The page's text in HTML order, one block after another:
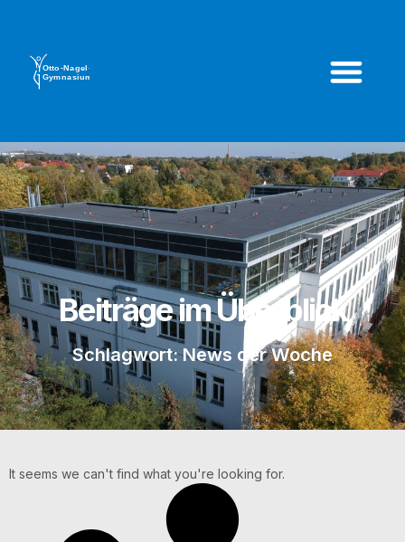
Beiträge im Überblick
Schlagwort: News der Woche
It seems we can't find what you're looking for.